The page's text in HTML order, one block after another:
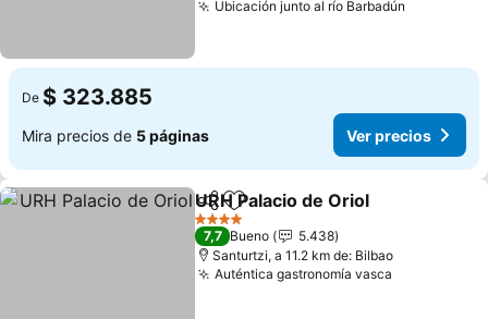
Ubicación junto al río Barbadún
De $ 323.885
Mira precios de 5 páginas Ver precios
CompartirAgregar a favoritos
URH Palacio de Oriol
4 Estrellas
7,7 Bueno
5.438
Santurtzi, a 11.2 km de: Bilbao
Auténtica gastronomía vasca